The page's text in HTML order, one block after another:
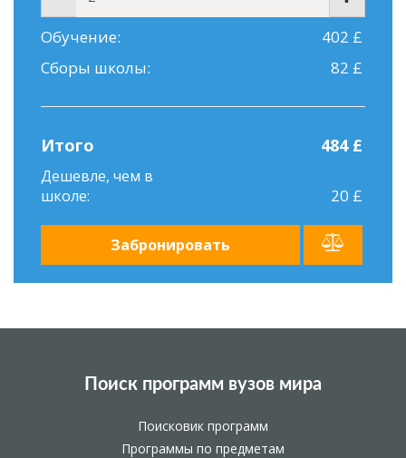
Обучение:
402 £
Сборы школы:
82 £
Итого 484 £
Дешевле, чем в
школе:
20 £
Забронировать
Поиск программ вузов мира
Поисковик программ
Программы по предметам